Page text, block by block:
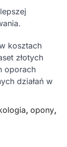
kosztach
złotych
oporach
działań w
, opony,